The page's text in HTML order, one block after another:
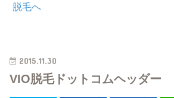
脱毛へ
2015.11.30
VIO脱毛ドットコムヘッダー